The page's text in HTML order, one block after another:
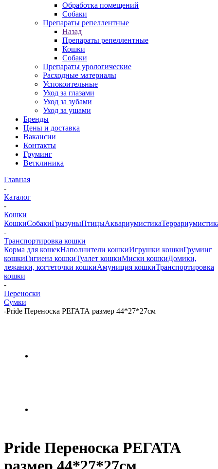
Обработка помещений
Собаки
Препараты репеллентные
Назад
Препараты репеллентные
Кошки
Собаки
Препараты урологические
Расходные материалы
Успокоительные
Уход за глазами
Уход за зубами
Уход за ушами
Бренды
Цены и доставка
Вакансии
Контакты
Груминг
Ветклиника
Главная
-
Каталог
-
Кошки
КошкиСобакиГрызуныПтицыАквариумистика
-
Транспортировка кошки
Корма для кошекНаполнители кошкиИгрушки кошкиГруминг
кошкиГигиена кошкиТуалет кошкиМиски кошкиДомики,
лежанки, когтеточки кошкиАмуниция кошкиТранспортировка
кошки
-
Переноски
Сумки
-Pride Переноска РЕГАТА размер 44*27*27см
Pride Переноска РЕГАТА